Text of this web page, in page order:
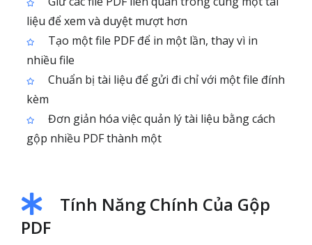
liệu để xem và duyệt mượt hơn
Tạo một file PDF để in một lần, thay vì in
nhiều file
Chuẩn bị tài liệu để gửi đi chỉ với một file đính
kèm
Đơn giản hóa việc quản lý tài liệu bằng cách
gộp nhiều PDF thành một
Tính Năng Chính Của Gộp
PDF